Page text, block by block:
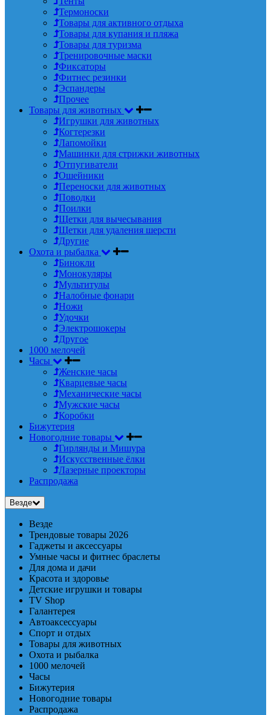
Термоноски
Товары для активного отдыха
Товары для купания и пляжа
Товары для туризма
Тренировочные маски
Фиксаторы
Фитнес резинки
Эспандеры
Прочее
Товары для животных
Игрушки для животных
Когтерезки
Лапомойки
Машинки для стрижки животных
Отпугиватели
Ошейники
Переноски для животных
Поводки
Поилки
Щетки для вычесывания
Щетки для удаления шерсти
Другие
Охота и рыбалка
Бинокли
Монокуляры
Мультитулы
Налобные фонари
Ножи
Удочки
Электрошокеры
Другое
1000 мелочей
Часы
Женские часы
Кварцевые часы
Механические часы
Мужские часы
Коробки
Бижутерия
Новогодние товары
Гирлянды и Мишура
Искусственные ёлки
Лазерные проекторы
Распродажа
Везде
Везде
Трендовые товары 2026
Гаджеты и аксессуары
Умные часы и фитнес браслеты
Для дома и дачи
Красота и здоровье
Детские игрушки и товары
TV Shop
Галантерея
Автоаксессуары
Спорт и отдых
Товары для животных
Охота и рыбалка
1000 мелочей
Часы
Бижутерия
Новогодние товары
Распродажа